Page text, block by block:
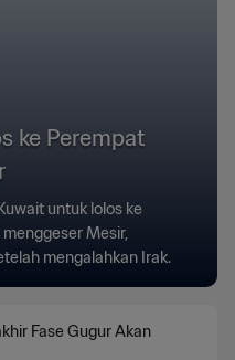
ke Perempat
untuk lolos ke
Mesir,
mengalahkan Irak.
Fase Gugur Akan